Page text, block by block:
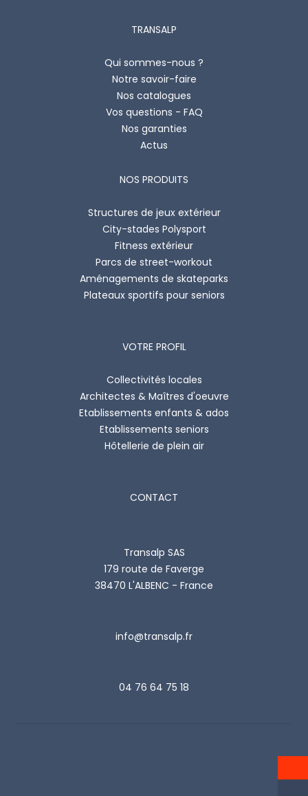
TRANSALP
Qui sommes-nous ?
Notre savoir-faire
Nos catalogues
Vos questions - FAQ
Nos garanties
Actus
NOS PRODUITS
Structures de jeux extérieur
City-stades Polysport
Fitness extérieur
Parcs de street-workout
Aménagements de skateparks
Plateaux sportifs pour seniors
VOTRE PROFIL
Collectivités locales
Architectes & Maîtres d'oeuvre
Etablissements enfants & ados
Etablissements seniors
Hôtellerie de plein air
CONTACT
Transalp SAS
179 route de Faverge
38470 L'ALBENC - France
info@transalp.fr
04 76 64 75 18